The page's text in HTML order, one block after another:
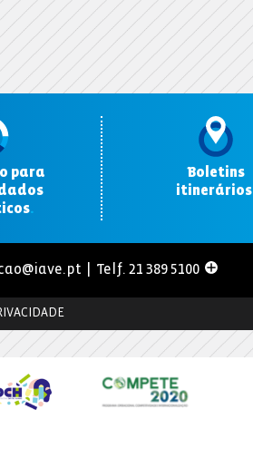
para
.
Boletins
itinerários
| Telf. 21 389 5100